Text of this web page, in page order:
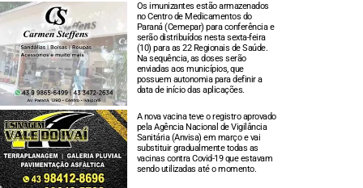
Os imunizantes estão armazenados
no Centro de Medicamentos do
Paraná (Cemepar) para conferência e
serão distribuídos nesta sexta-feira
(10) para as 22 Regionais de Saúde.
Na sequência, as doses serão
enviadas aos municípios, que
possuem autonomia para definir a
data de início das aplicações.
A nova vacina teve o registro aprovado
pela Agência Nacional de Vigilância
Sanitária (Anvisa) em março e vai
substituir gradualmente todas as
vacinas contra Covid-19 que estavam
sendo utilizadas até o momento.